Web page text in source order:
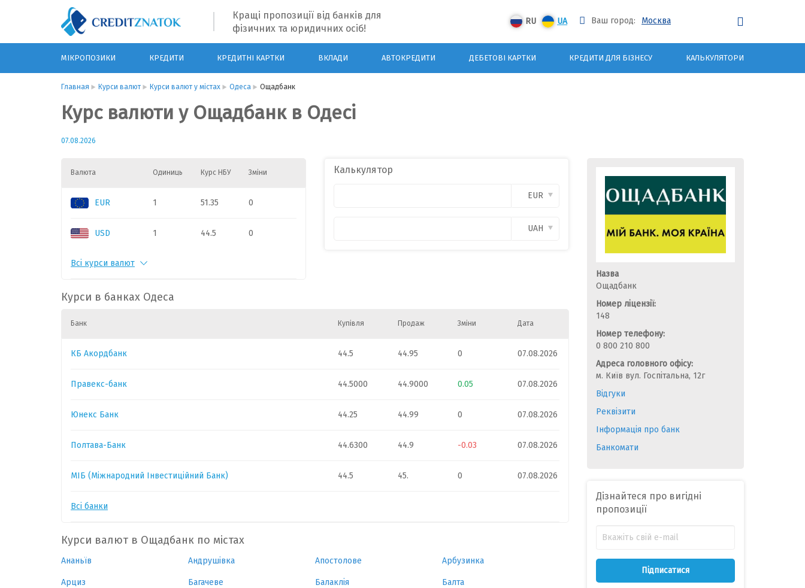
Кращі пропозиції від банків для
фізичних та юридичних осіб!
RU UA Ваш город: Москва
МІКРОПОЗИКИ КРЕДИТИ КРЕДИТНІ КАРТКИ ВКЛАДИ АВТОКРЕДИТИ ДЕБЕТОВІ КАРТКИ КРЕДИТИ ДЛЯ БІЗНЕСУ КАЛЬКУЛЯТОРИ
Главная Курси валют Курси валют у містах Одеса Ощадбанк
Курс валюти у Ощадбанк в Одесі
07.08.2026
Валюта Одиниць Курс НБУ Зміни
EUR 1 51.35 0
USD 1 44.5 0
PLN
CAD 1
GBP
HUF
Всі курси валют
Калькулятор
EUR
UAH
Курси в банках Одеса
Банк Купівля Продаж Зміни Дата
КБ Акордбанк 44.5 44.95 0 07.08.2026
Правекс-банк 44.5000 44.9000 0.05 07.08.2026
Юнекс Банк 44.25 44.99 0 07.08.2026
Полтава-Банк 44.6300 44.9 -0.03 07.08.2026
МІБ (Міжнародний Інвестиційний Банк) 44.5 45. 0 07.08.2026
Всі банки
Курси валют в Ощадбанк по містах
Ананьїв Андрушівка Апостолове Арбузинка
Арциз Багачеве Балаклія Балта
Назва
Ощадбанк
Номер ліцензії:
148
Номер телефону:
0 800 210 800
Адреса головного офісу:
м. Київ вул. Госпітальна, 12г
Відгуки
Реквізити
Інформація про банк
Банкомати
Дізнайтеся про вигідні
пропозиції
Підписатися